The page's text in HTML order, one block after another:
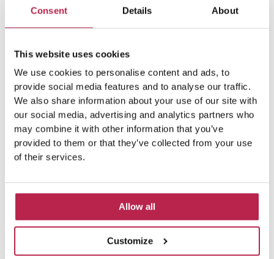
Consent Details About
This website uses cookies
We use cookies to personalise content and ads, to
provide social media features and to analyse our traffic.
We also share information about your use of our site with
our social media, advertising and analytics partners who
may combine it with other information that you’ve
provided to them or that they’ve collected from your use
of their services.
Allow all
Customize
Regio Santa Eulalia
In hetW Hotelzijn twee verschillende dagpassen
beschikbaar.
Wet Deck: €100 per persoon (inclusief €80 credit voor
eten en drinken)
Glow: €120 per persoon (inclusief €100 credit voor eten
Om te boeken, contacteer wd.wibiza@whotels.com of
reservations.wibiza@whotels.com.